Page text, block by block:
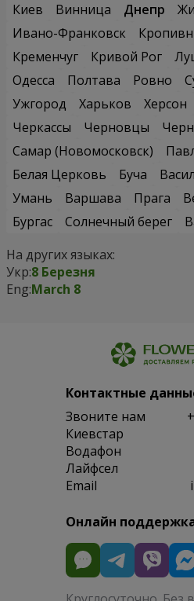
Киев
Винница Днепр
Ивано-Франковск
Кременчуг
Кривой Рог
Одесса
Полтава Ровно
Ужгород
Харьков Херсон
Черкассы
Черновцы
Самар (Новомосковск)
Белая Церковь
Буча
Умань
Варшава Прага
Бургас
Солнечный берег
На других языках:
Укр:8 Березня
Eng:March 8
Контактные
Звоните нам
Киевстар
Водафон
Лайфсел
Email
Онлайн